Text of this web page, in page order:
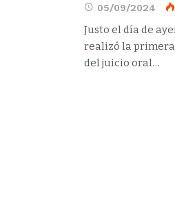
05/09/2024
Justo el día de
realizó la
del juicio oral…